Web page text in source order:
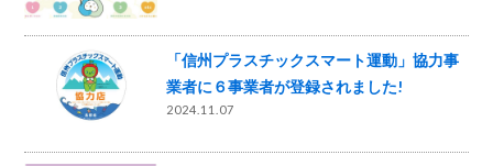
「信州プラスチックスマート運動」協力事
業者に６事業者が登録されました!
2024.11.07